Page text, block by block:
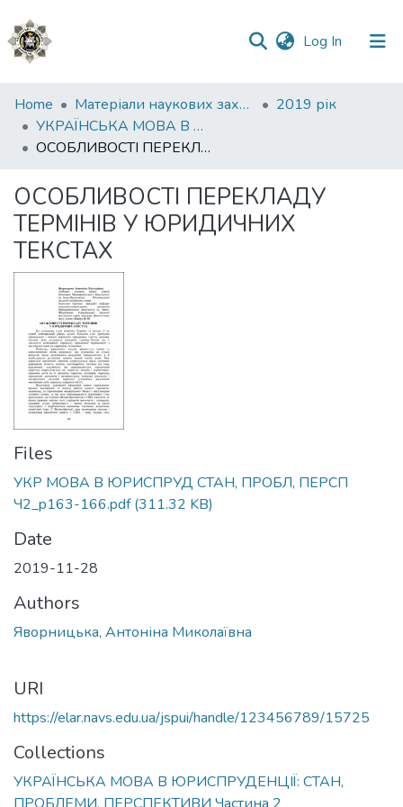
Log In (current)
Communities
&
Collections
Statistics
Home Матеріали наукових заходів
2019 рік
УКРАЇНСЬКА МОВА В ЮРИСПРУДЕНЦІЇ: СТАН, ПРОБЛЕМИ, ПЕРСПЕКТИВИ Частина 2
ОСОБЛИВОСТІ ПЕРЕКЛАДУ ТЕРМІНІВ У ЮРИДИЧНИХ ТЕКСТАХ
ОСОБЛИВОСТІ ПЕРЕКЛАДУ
ТЕРМІНІВ У ЮРИДИЧНИХ
ТЕКСТАХ
Files
УКР МОВА В ЮРИСПРУД СТАН, ПРОБЛ, ПЕРСП
Ч2_p163-166.pdf(311.32 KB)
Date
2019-11-28
Authors
Яворницька, Антоніна Миколаївна
URI
https://elar.navs.edu.ua/jspui/handle/123456789/15725
Collections
УКРАЇНСЬКА МОВА В ЮРИСПРУДЕНЦІЇ: СТАН,